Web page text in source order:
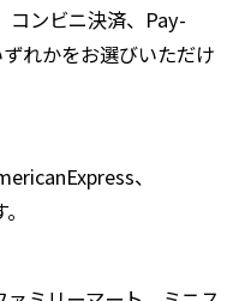
コンビニ決済、Pay-
れかをお選びいただけ
、